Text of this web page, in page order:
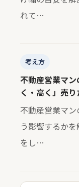
れて…
考え方
不動産営業マ
く・高く」売
不動産営業マ
う影響するか
をし…